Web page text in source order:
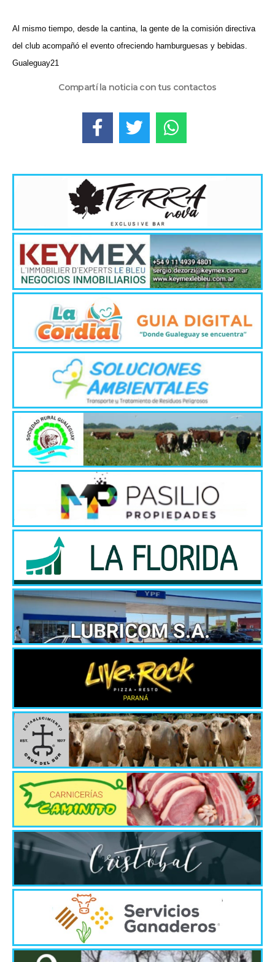
Al mismo tiempo, desde la cantina, la gente de la comisión directiva
del club acompañó el evento ofreciendo hamburguesas y bebidas.
Gualeguay21
Compartí la noticia con tus contactos